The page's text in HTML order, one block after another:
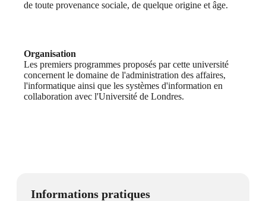
de toute provenance sociale, de quelque origine et âge.
Organisation
Les premiers programmes proposés par cette université
concernent le domaine de l'administration des affaires,
l'informatique ainsi que les systèmes d'information en
collaboration avec l'Université de Londres.
Informations pratiques